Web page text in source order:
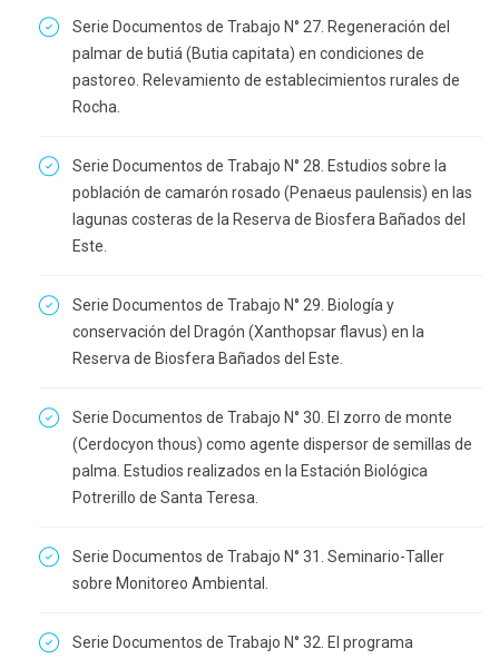
Serie Documentos de Trabajo N° 27. Regeneración del
palmar de butiá (Butia capitata) en condiciones de
pastoreo. Relevamiento de establecimientos rurales de
Rocha.
Serie Documentos de Trabajo N° 28. Estudios sobre la
población de camarón rosado (Penaeus paulensis) en las
lagunas costeras de la Reserva de Biosfera Bañados del
Este.
Serie Documentos de Trabajo N° 29. Biología y
conservación del Dragón (Xanthopsar flavus) en la
Reserva de Biosfera Bañados del Este.
Serie Documentos de Trabajo N° 30. El zorro de monte
(Cerdocyon thous) como agente dispersor de semillas de
palma. Estudios realizados en la Estación Biológica
Potrerillo de Santa Teresa.
Serie Documentos de Trabajo N° 31. Seminario-Taller
sobre Monitoreo Ambiental.
Serie Documentos de Trabajo N° 32. El programa